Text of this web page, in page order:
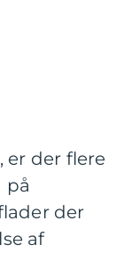
er der flere
på
der
af